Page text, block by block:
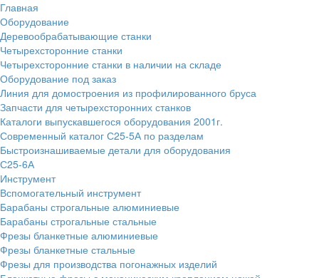
Главная
Оборудование
Деревообрабатывающие станки
Четырехсторонние станки
Четырехсторонние станки в наличии на складе
Оборудование под заказ
Линия для домостроения из профилированного бруса
Запчасти для четырехсторонних станков
Каталоги выпускавшегося оборудования 2001г.
Современный каталог С25-5А по разделам
Быстроизнашиваемые детали для оборудования
С25-6А
Инструмент
Вспомогательный инструмент
Барабаны строгальные алюминиевые
Барабаны строгальные стальные
Фрезы бланкетные алюминиевые
Фрезы бланкетные стальные
Фрезы для производства погонажных изделий